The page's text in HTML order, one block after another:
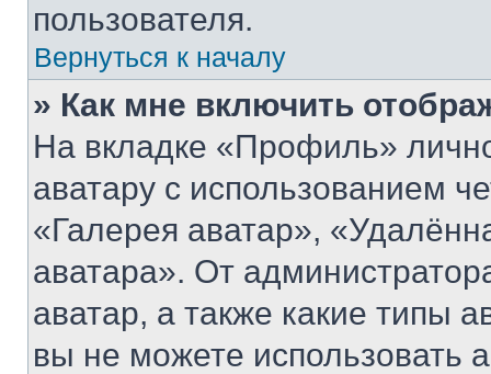
пользователя.
Вернуться к началу
» Как мне включить
На вкладке «Профиль»
аватару с использованием
«Галерея аватар»,
аватара». От
аватар, а также какие типы
вы не можете использовать